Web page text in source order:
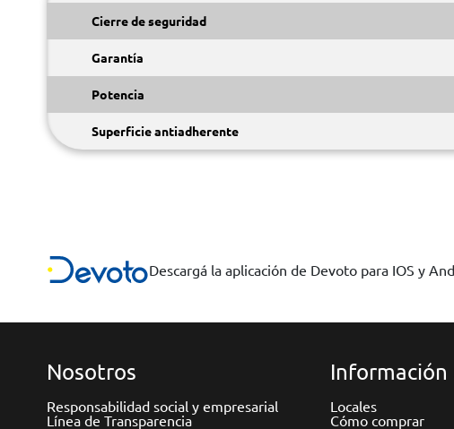
Cierre de seguridad
Garantía
Potencia
Superficie antiadherente
Descargá la aplicación de Devoto para IOS y
Nosotros
Responsabilidad social y empresarial
Línea de Transparencia
Locales
Cómo comprar